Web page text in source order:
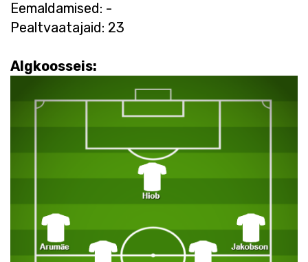
Eemaldamised: -
Pealtvaatajaid: 23
Algkoosseis: